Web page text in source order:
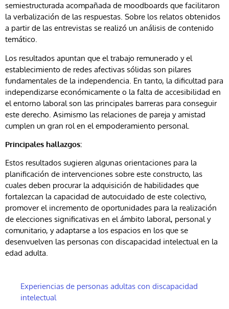
semiestructurada acompañada de moodboards que facilitaron
la verbalización de las respuestas. Sobre los relatos obtenidos
a partir de las entrevistas se realizó un análisis de contenido
temático.
Los resultados apuntan que el trabajo remunerado y el
establecimiento de redes afectivas sólidas son pilares
fundamentales de la independencia. En tanto, la dificultad para
independizarse económicamente o la falta de accesibilidad en
el entorno laboral son las principales barreras para conseguir
este derecho. Asimismo las relaciones de pareja y amistad
cumplen un gran rol en el empoderamiento personal.
Principales hallazgos:
Estos resultados sugieren algunas orientaciones para la
planificación de intervenciones sobre este constructo, las
cuales deben procurar la adquisición de habilidades que
fortalezcan la capacidad de autocuidado de este colectivo,
promover el incremento de oportunidades para la realización
de elecciones significativas en el ámbito laboral, personal y
comunitario, y adaptarse a los espacios en los que se
desenvuelven las personas con discapacidad intelectual en la
edad adulta.
Experiencias de personas adultas con discapacidad
intelectual